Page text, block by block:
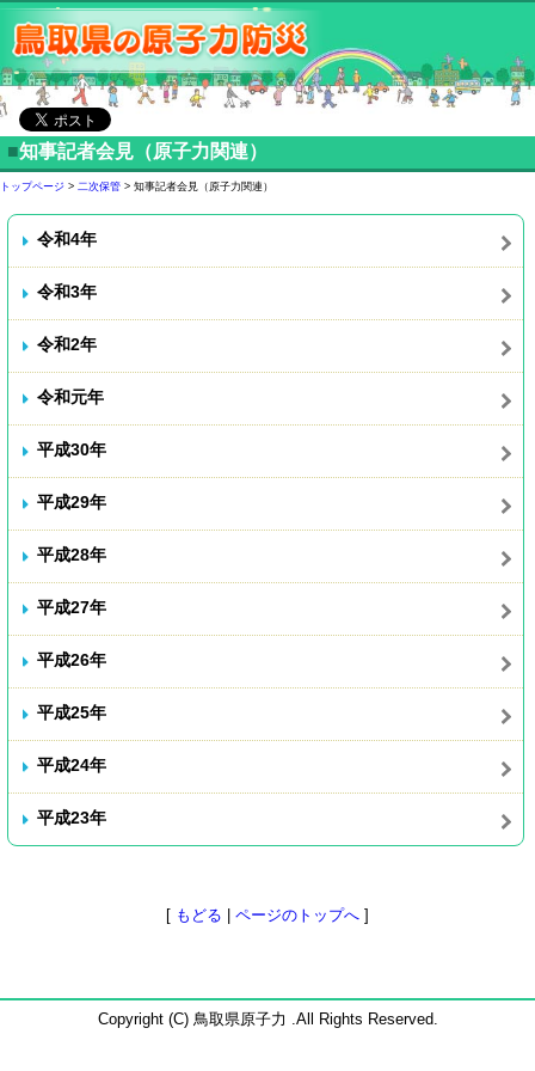
■知事記者会見（原子力関連）
トップページ > 二次保管 > 知事記者会見（原子力関連）
令和4年
令和3年
令和2年
令和元年
平成30年
平成29年
平成28年
平成27年
平成26年
平成25年
平成24年
平成23年
[ もどる ページのトップへ ]
Copyright (C) 鳥取県原子力 .All Rights Reserved.